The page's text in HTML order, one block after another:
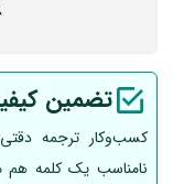
تضمین
کسب‌وکار ترجمه دقتی
نامناسب یک کلمه هم